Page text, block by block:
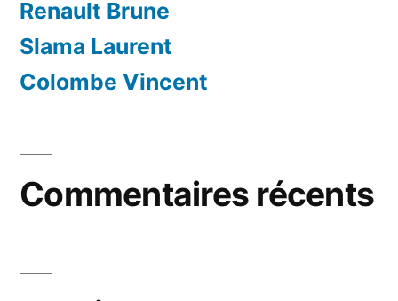
Renault Brune
Slama Laurent
Colombe Vincent
Commentaires récents